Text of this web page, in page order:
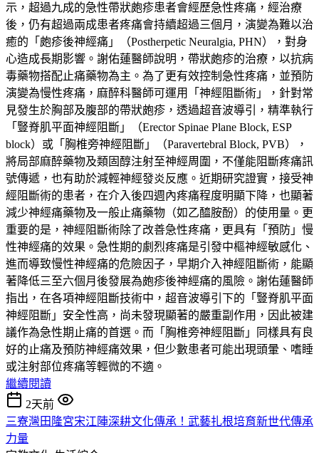
示，超過九成的急性帶狀皰疹患者會經歷急性疼痛，經治療
後，仍有超過兩成患者疼痛會持續超過三個月，演變為難以治
癒的「皰疹後神經痛」（Postherpetic Neuralgia, PHN），對身
心造成長期影響。謝佑蓮醫師說明，帶狀皰疹的治療，以抗病
毒藥物搭配止痛藥物為主。為了更有效控制急性疼痛，並預防
演變為慢性疼痛，麻醉科醫師可運用「神經阻斷術」，針對常
見發生於胸部及腹部的帶狀皰疹，透過超音波導引，精準執行
「豎脊肌平面神經阻斷」（Erector Spinae Plane Block, ESP
block）或「胸椎旁神經阻斷」（Paravertebral Block, PVB），
將局部麻醉藥物及類固醇注射至神經周圍，不僅能阻斷疼痛訊
號傳遞，也有助於減輕神經發炎反應。近期研究證實，接受神
經阻斷術的患者，在介入後四週內疼痛程度明顯下降，也顯著
減少神經痛藥物及一般止痛藥物（如乙醯胺酚）的使用量。更
重要的是，神經阻斷術除了改善急性疼痛，更具有「預防」慢
性神經痛的效果。急性期的劇烈疼痛是引發中樞神經敏感化、
進而導致慢性神經痛的危險因子，早期介入神經阻斷術，能顯
著降低三至六個月後發展為皰疹後神經痛的風險。謝佑蓮醫師
指出，在各項神經阻斷技術中，超音波導引下的「豎脊肌平面
神經阻斷」安全性高，尚未發現顯著的嚴重副作用，因此被建
議作為急性期止痛的首選。而「胸椎旁神經阻斷」同樣具有良
好的止痛及預防神經痛效果，但少數患者可能出現頭暈、嗜睡
或注射部位疼痛等輕微的不適。
繼續閱讀
2天前
三寮灣田隆宮宋江陣深耕文化傳承！武藝扎根培育新世代傳承
力量